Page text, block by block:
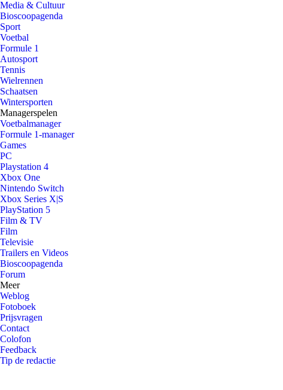
Media & Cultuur
Bioscoopagenda
Sport
Voetbal
Formule 1
Autosport
Tennis
Wielrennen
Schaatsen
Wintersporten
Managerspelen
Voetbalmanager
Formule 1-manager
Games
PC
Playstation 4
Xbox One
Nintendo Switch
Xbox Series X|S
PlayStation 5
Film & TV
Film
Televisie
Trailers en Videos
Bioscoopagenda
Forum
Meer
Weblog
Fotoboek
Prijsvragen
Contact
Colofon
Feedback
Tip de redactie